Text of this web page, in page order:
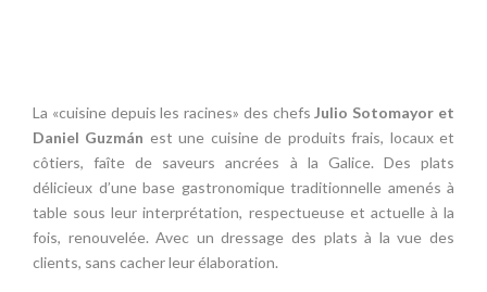
La «cuisine depuis les racines» des chefsJulio Sotomayor et
Daniel Guzmán est une cuisine de produits frais, locaux et
côtiers, faîte de saveurs ancrées à la Galice. Des plats
délicieux d’une base gastronomique traditionnelle amenés à
table sous leur interprétation, respectueuse et actuelle à la
fois, renouvelée. Avec un dressage des plats à la vue des
clients, sans cacher leur élaboration.